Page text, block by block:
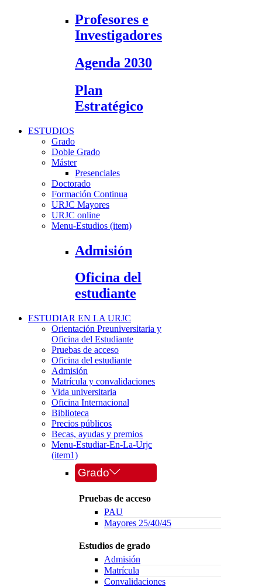
Profesores e
Investigadores
Agenda 2030
Plan
Estratégico
ESTUDIOS
Grado
Doble Grado
Máster
Presenciales
Doctorado
Formación Continua
URJC Mayores
URJC online
Menu-Estudios (item)
Admisión
Oficina del
estudiante
ESTUDIAR EN LA URJC
Orientación Preuniversitaria y
Oficina del Estudiante
Pruebas de acceso
Oficina del estudiante
Admisión
Matrícula y convalidaciones
Vida universitaria
Oficina Internacional
Biblioteca
Precios públicos
Becas, ayudas y premios
Menu-Estudiar-En-La-Urjc
(item1)
Grado
Pruebas de acceso
PAU
Mayores 25/40/45
Estudios de grado
Admisión
Matrícula
Convalidaciones